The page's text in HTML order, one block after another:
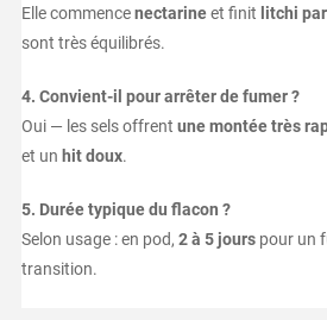
Elle commencenectarineet finit litchi
sont très équilibrés.
4. Convient-il pour arrêter de fumer ?
Oui — les sels offrent une montée très
et un hit doux.
5. Durée typique du flacon ?
Selon usage : en pod, 2 à 5 jourspour un
transition.